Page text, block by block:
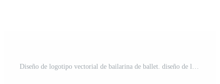
Diseño de logotipo vectorial de bailarina de ballet. diseño de logotipo para escuela de ballet y estudio de danza. Vector Pro